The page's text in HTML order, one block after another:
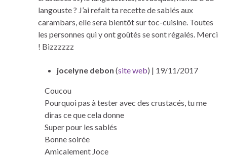
langouste ? J’ai refait ta recette de sablés aux
carambars, elle sera bientôt sur toc-cuisine. Toutes
les personnes qui y ont goûtés se sont régalés. Merci
! Bizzzzzz
jocelyne debon (site web) | 19/11/2017
Coucou
Pourquoi pas à tester avec des crustacés, tu me
diras ce que cela donne
Super pour les sablés
Bonne soirée
Amicalement Joce